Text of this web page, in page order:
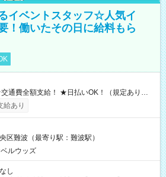
イベントスタッフ☆人気イ
！働いたその日に給料もら
現金GET♪ お仕事後はコンビニATMから 日払
給あり
区難波（最寄り駅：難波駅）
ルウッズ
し